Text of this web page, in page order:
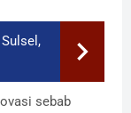
sebab